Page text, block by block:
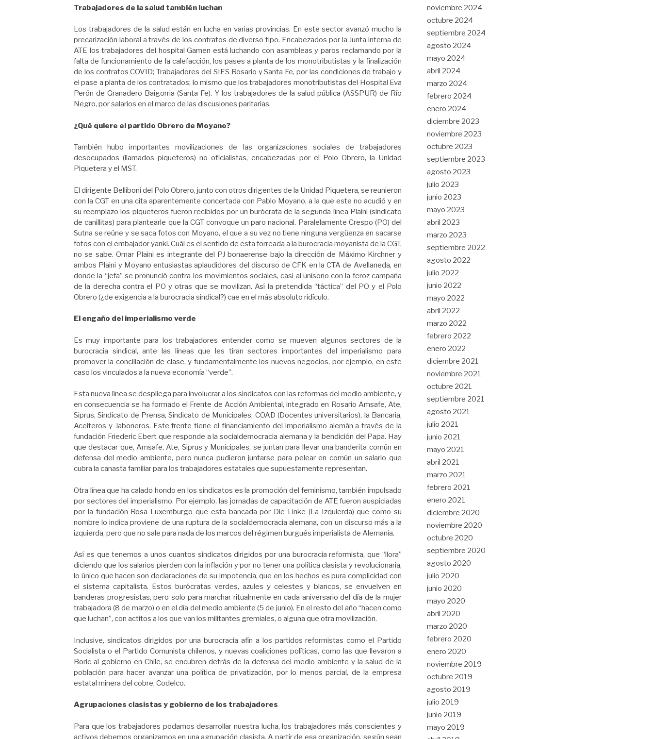
Trabajadores de la salud también luchan
Los trabajadores de la salud están en lucha en varias provincias. En este sector avanzó mucho la
precarización laboral a través de los contratos de diverso tipo. Encabezados por la Junta interna de
ATE los trabajadores del hospital Gamen está luchando con asambleas y paros reclamando por la
falta de funcionamiento de la calefacción, los pases a planta de los monotributistas y la finalización
de los contratos COVID; Trabajadores del SIES Rosario y Santa Fe, por las condiciones de trabajo y
el pase a planta de los contratados; lo mismo que los trabajadores monotributistas del Hospital Eva
Perón de Granadero Baigorria (Santa Fe). Y los trabajadores de la salud pública (ASSPUR) de Río
Negro, por salarios en el marco de las discusiones paritarias.
¿Qué quiere el partido Obrero de Moyano?
También hubo importantes movilizaciones de las organizaciones sociales de trabajadores
desocupados (llamados piqueteros) no oficialistas, encabezadas por el Polo Obrero, la Unidad
Piquetera y el MST.
El dirigente Belliboni del Polo Obrero, junto con otros dirigentes de la Unidad Piquetera, se reunieron
con la CGT en una cita aparentemente concertada con Pablo Moyano, a la que este no acudió y en
su reemplazo los piqueteros fueron recibidos por un burócrata de la segunda línea Plaini (sindicato
de canillitas) para plantearle que la CGT convoque un paro nacional. Paralelamente Crespo (PO) del
Sutna se reúne y se saca fotos con Moyano, el que a su vez no tiene ninguna vergüenza en sacarse
fotos con el embajador yanki. Cuál es el sentido de esta forreada a la burocracia moyanista de la CGT,
no se sabe. Omar Plaini es integrante del PJ bonaerense bajo la dirección de Máximo Kirchner y
ambos Plaini y Moyano entusiastas aplaudidores del discurso de CFK en la CTA de Avellaneda, en
donde la “jefa” se pronunció contra los movimientos sociales, casi al unísono con la feroz campaña
de la derecha contra el PO y otras que se movilizan. Así la pretendida “táctica” del PO y el Polo
Obrero (¿de exigencia a la burocracia sindical?) cae en el más absoluto ridículo.
El engaño del imperialismo verde
Es muy importante para los trabajadores entender como se mueven algunos sectores de la
burocracia sindical, ante las líneas que les tiran sectores importantes del imperialismo para
promover la conciliación de clase, y fundamentalmente los nuevos negocios, por ejemplo, en este
caso los vinculados a la nueva economía “verde”.
Esta nueva línea se despliega para involucrar a los sindicatos con las reformas del medio ambiente, y
en consecuencia se ha formado el Frente de Acción Ambiental, integrado en Rosario Amsafe, Ate,
Siprus, Sindicato de Prensa, Sindicato de Municipales, COAD (Docentes universitarios), la Bancaria,
Aceiteros y Jaboneros. Este frente tiene el financiamiento del imperialismo alemán a través de la
fundación Friederic Ebert que responde a la socialdemocracia alemana y la bendición del Papa. Hay
que destacar que, Amsafe, Ate, Siprus y Municipales, se juntan para llevar una banderita común en
defensa del medio ambiente, pero nunca pudieron juntarse para pelear en común un salario que
cubra la canasta familiar para los trabajadores estatales que supuestamente representan.
Otra línea que ha calado hondo en los sindicatos es la promoción del feminismo, también impulsado
por sectores del imperialismo. Por ejemplo, las jornadas de capacitación de ATE fueron auspiciadas
por la fundación Rosa Luxemburgo que esta bancada por Die Linke (La Izquierda) que como su
nombre lo indica proviene de una ruptura de la socialdemocracia alemana, con un discurso más a la
izquierda, pero que no sale para nada de los marcos del régimen burgués imperialista de Alemania.
Así es que tenemos a unos cuantos sindicatos dirigidos por una burocracia reformista, que “llora”
diciendo que los salarios pierden con la inflación y por no tener una política clasista y revolucionaria,
lo único que hacen son declaraciones de su impotencia, que en los hechos es pura complicidad con
el sistema capitalista. Estos burócratas verdes, azules y celestes y blancos, se envuelven en
banderas progresistas, pero solo para marchar ritualmente en cada aniversario del día de la mujer
trabajadora (8 de marzo) o en el día del medio ambiente (5 de junio). En el resto del año “hacen como
que luchan”, con actitos a los que van los militantes gremiales, o alguna que otra movilización.
Inclusive, sindicatos dirigidos por una burocracia afín a los partidos reformistas como el Partido
Socialista o el Partido Comunista chilenos, y nuevas coaliciones políticas, como las que llevaron a
Boric al gobierno en Chile, se encubren detrás de la defensa del medio ambiente y la salud de la
población para hacer avanzar una política de privatización, por lo menos parcial, de la empresa
estatal minera del cobre, Codelco.
Agrupaciones clasistas y gobierno de los trabajadores
Para que los trabajadores podamos desarrollar nuestra lucha, los trabajadores más conscientes y
activos debemos organizarnos en una agrupación clasista. A partir de esa organización, según sean
noviembre 2024
octubre 2024
septiembre 2024
agosto 2024
mayo 2024
abril 2024
marzo 2024
febrero 2024
enero 2024
diciembre 2023
noviembre 2023
octubre 2023
septiembre 2023
agosto 2023
julio 2023
junio 2023
mayo 2023
abril 2023
marzo 2023
septiembre 2022
agosto 2022
julio 2022
junio 2022
mayo 2022
abril 2022
marzo 2022
febrero 2022
enero 2022
diciembre 2021
noviembre 2021
octubre 2021
septiembre 2021
agosto 2021
julio 2021
junio 2021
mayo 2021
abril 2021
marzo 2021
febrero 2021
enero 2021
diciembre 2020
noviembre 2020
octubre 2020
septiembre 2020
agosto 2020
julio 2020
junio 2020
mayo 2020
abril 2020
marzo 2020
febrero 2020
enero 2020
noviembre 2019
octubre 2019
agosto 2019
julio 2019
junio 2019
mayo 2019